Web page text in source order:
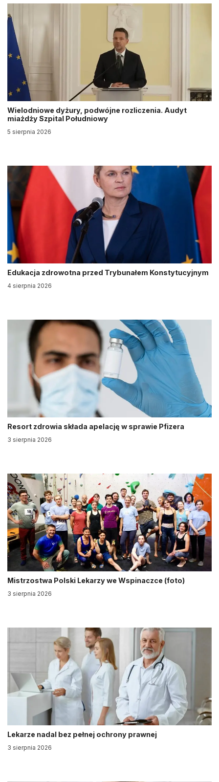
Wielodniowe dyżury, podwójne rozliczenia. Audyt
miażdży Szpital Południowy
5 sierpnia 2026
Edukacja zdrowotna przed Trybunałem Konstytucyjnym
4 sierpnia 2026
Resort zdrowia składa apelację w sprawie Pfizera
3 sierpnia 2026
Mistrzostwa Polski Lekarzy we Wspinaczce (foto)
3 sierpnia 2026
Lekarze nadal bez pełnej ochrony prawnej
3 sierpnia 2026